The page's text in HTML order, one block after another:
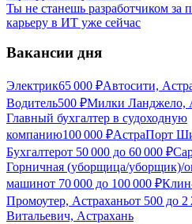
Ты не станешь разработчиком за
карьеру в ИТ уже сейчас
Вакансии дня
Электрик65 000 ₽Автосити,
Водитель500 ₽Милки Ланджело,
Главный бухгалтер в судоходную
компанию100 000 ₽АстраПорт
Бухгалтерот 50 000 до 60 000 ₽
Горничная (уборщица/уборщик)/
машинот 70 000 до 100 000 ₽
Промоутер, Астраханьот 500 до 2
Витальевич, Астрахань